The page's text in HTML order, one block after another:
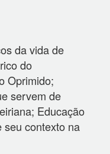
da vida de
do
Oprimido;
servem de
Educação
seu contexto na